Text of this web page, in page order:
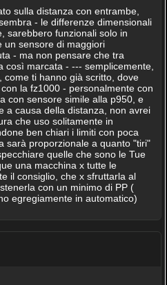
sulla distanza con entrambe,
- le differenze dimensionali
sarebbero funzionali solo in
un sensore di maggiori
- ma non pensare che tra
così marcata - --- semplicemente,
come ti hanno già scritto, dove
la fz1000 - personalmente con
con sensore simile alla p950, e
a causa della distanza, non avrei
che uso solitamente in
ben chiari i limiti con poca
sarà proporzionale a quanto "tiri"
quelle che sono le Tue
una macchina x tutte le
il consiglio, che x sfruttarla al
con un minimo di PP (
egregiamente in automatico)